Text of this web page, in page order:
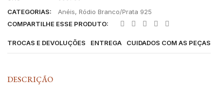
CATEGORIAS:
Anéis, Ródio Branco/Prata 925
COMPARTILHE ESSE PRODUTO:
TROCAS E DEVOLUÇÕES ENTREGA CUIDADOS COM AS PEÇAS
DESCRIÇÃO